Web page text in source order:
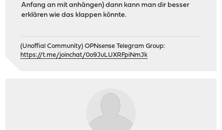
Anfang an mit anhängen) dann kann man dir besser
erklären wie das klappen könnte.
(Unoffial Community) OPNsense Telegram Group:
https://t.me/joinchat/0o9JuLUXRFpiNmJk